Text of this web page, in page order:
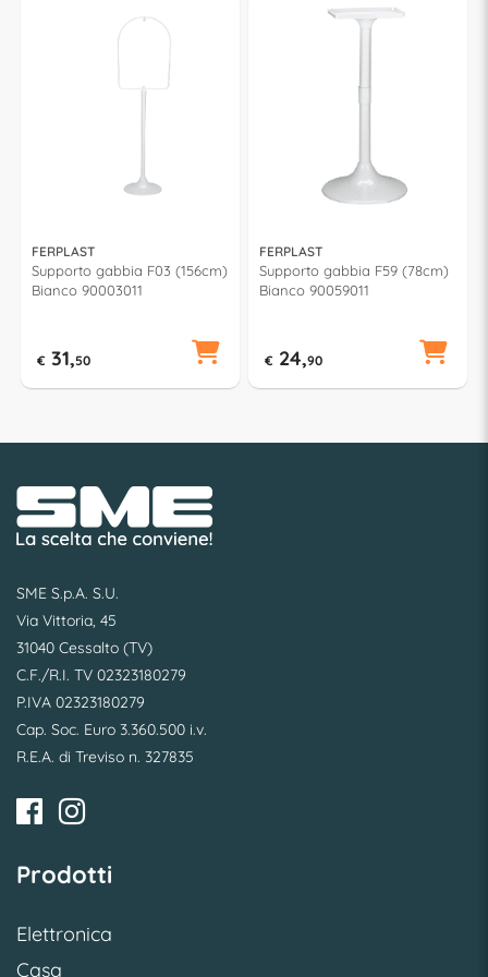
FERPLAST
Supporto gabbia F03 (156cm)
Bianco 90003011
€ 31,50
FERPLAST
Supporto gabbia F59 (78cm)
Bianco 90059011
€ 24,90
SME S.p.A. S.U.
Via Vittoria, 45
31040 Cessalto (TV)
C.F./R.I. TV 02323180279
P.IVA 02323180279
Cap. Soc. Euro 3.360.500 i.v.
R.E.A. di Treviso n. 327835
Prodotti
Elettronica
Casa